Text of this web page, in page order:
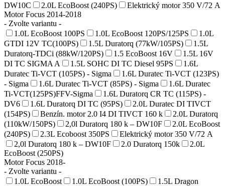
DW10C
2.0L EcoBoost (240PS)
Elektrický motor 350 V/72 A
Motor Focus 2014-2018
- Zvolte variantu -
1.0L EcoBoost 100PS
1.0L EcoBoost 120PS/125PS
1.0L
GTDI 12V TC(100PS)
1.5L Duratorq (77kW/105PS)
1.5L
Duratorq-TDCi (88kW/120PS)
1.5 EcoBoost 16V
1.5L 16V
DI TC SIGMA A
1.5L SOHC DI TC Diesel 95PS
1.6L
Duratec Ti-VCT (105PS) - Sigma
1.6L Duratec Ti-VCT (123PS)
- Sigma
1.6L Duratec Ti-VCT (85PS) - Sigma
1.6L Duratec
Ti-VCT(125PS)FFV-Sigma
1.6L Duratorq CR TC (115PS) -
DV6
1.6L Duratorq DI TC (95PS)
2.0L Duratec DI TIVCT
(154PS)
Benzín. motor 2.0 I4 DI TIVCT 160 k
2.0L Duratorq
(110kW/150PS)
2,0l Duratorq 180 k – DW10F
2.0L EcoBoost
(240PS)
2.3L Ecoboost 350PS
Elektrický motor 350 V/72 A
2,0l Duratorq 180 k – DW10F
2.0 Duratorq 150k
2.0L
EcoBoost (250PS)
Motor Focus 2018-
- Zvolte variantu -
1.0L EcoBoost
1.0L EcoBoost (100PS)
1.5L Dragon